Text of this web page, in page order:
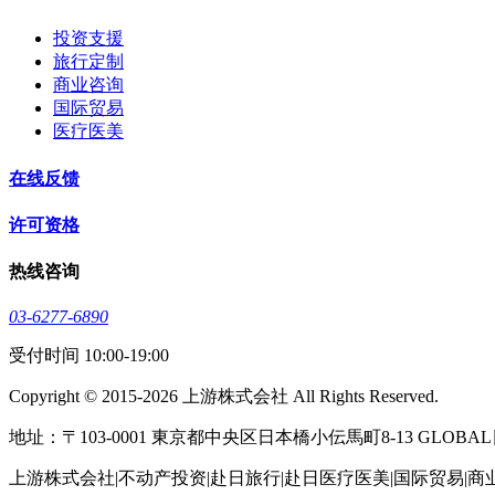
投资支援
旅行定制
商业咨询
国际贸易
医疗医美
在线反馈
许可资格
热线咨询
03-6277-6890
受付时间 10:00-19:00
Copyright © 2015-2026 上游株式会社 All Rights Reserved.
地址：〒103-0001 東京都中央区日本橋小伝馬町8-13
上游株式会社|不动产投资|赴日旅行|赴日医疗医美|国际贸易|商